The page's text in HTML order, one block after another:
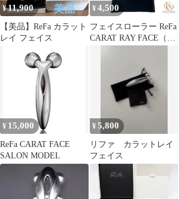
¥11,900
【美品】ReFa カラット
レイ フェイス
¥ 4,500
フェイスローラー ReFa
CARAT RAY FACE（リ
ローラー シルバー (中
古B)(ARS)
¥ 15,000
ReFa CARAT FACE
SALON MODEL
¥5,800
リファ カラットレイ
フェイス